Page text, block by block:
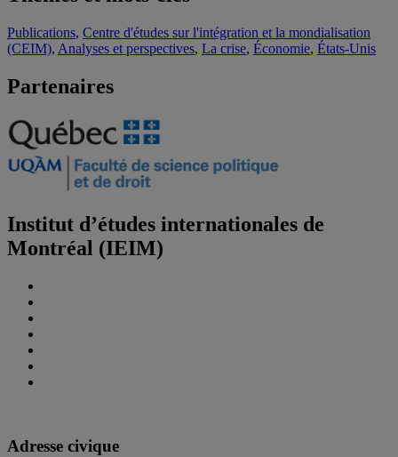
Publications, Centre d'études sur l'intégration et la mondialisation
(CEIM), Analyses et perspectives, La crise, Économie, États-Unis
Partenaires
Institut d’études internationales de
Montréal (IEIM)
Adresse civique